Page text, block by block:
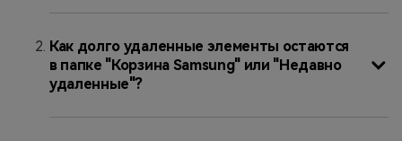
Как долго удаленные элементы остаются
в папке "Корзина Samsung" или "Недавно
удаленные"?